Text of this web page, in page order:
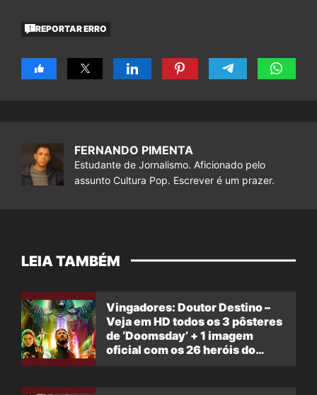
REPORTAR ERRO
FERNANDO PIMENTA
Estudante de Jornalismo. Aficionado pelo
assunto Cultura Pop. Escrever é um prazer.
LEIA TAMBÉM
Vingadores: Doutor Destino –
Veja em HD todos os 3 pôsteres
de ‘Doomsday’ + 1 imagem
oficial com os 26 heróis do